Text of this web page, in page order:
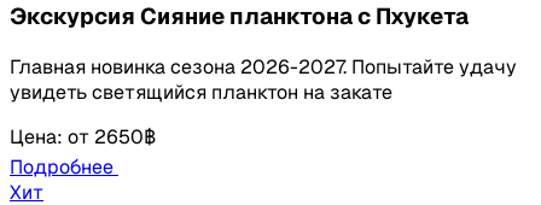
Экскурсия Сияние планктона с Пхукета
Главная новинка сезона 2026-2027. Попытайте удачу
увидеть светящийся планктон на закате
Цена: от 2650฿
Подробнее
Хит